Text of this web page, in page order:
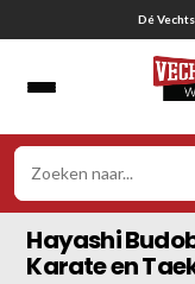
naar
Hayashi
Karate en